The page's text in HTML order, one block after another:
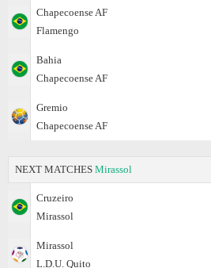
Chapecoense AF
Flamengo
Bahia
Chapecoense AF
Gremio
Chapecoense AF
NEXT MATCHES Mirassol
Cruzeiro
Mirassol
Mirassol
L.D.U. Quito